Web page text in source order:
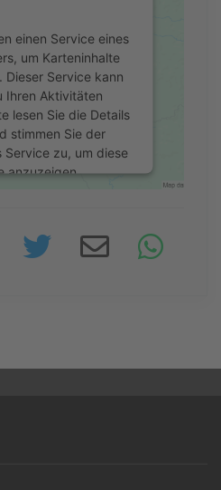
einen Service eines
um Karteninhalte
Dieser Service kann
Ihren Aktivitäten
lesen Sie die Details
stimmen Sie der
Service zu, um diese
anzuzeigen.